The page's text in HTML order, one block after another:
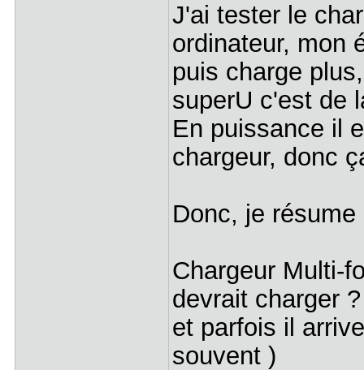
J'ai tester le
ordinateur, mon
puis charge
superU c'est de
En puissance il
chargeur, donc
Donc, je résume
Chargeur Multi-
devrait charger
et parfois il
souvent )